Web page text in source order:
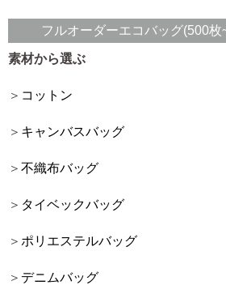
フルオーダーエコバッグ(500枚
素材から選ぶ
コットン
キャンバスバッグ
不織布バッグ
タイベックバッグ
ポリエステルバッグ
デニムバッグ